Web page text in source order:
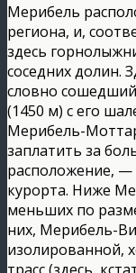
Мерибель
региона, и,
здесь
соседних долин.
словно
(1450 м) с его
Мерибель-
заплатить за
расположение,
курорта. Ниже
меньших по
них, Мерибель-
изолированной,